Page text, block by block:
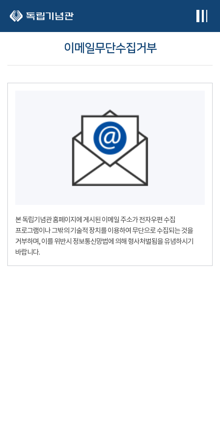
이메일무단수집거부
본 독립기념관 홈페이지에 게시된 이메일 주소가 전자우편 수집
프로그램이나 그밖의 기술적 장치를 이용하여 무단으로 수집되는 것을
거부하며, 이를 위반시 정보통신망법에 의해 형사처벌됨을 유념하시기
바랍니다.